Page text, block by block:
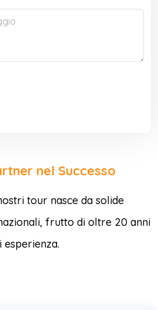
nel Successo
tour nasce da solide
frutto di oltre 20 anni
esperienza.